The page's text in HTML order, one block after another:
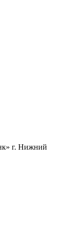
г. Нижний